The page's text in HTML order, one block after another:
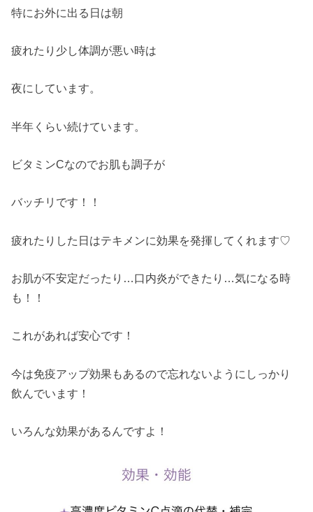
特にお外に出る日は朝
疲れたり少し体調が悪い時は
夜にしています。
半年くらい続けています。
ビタミンCなのでお肌も調子が
バッチリです！！
疲れたりした日はテキメンに効果を発揮してくれます♡
お肌が不安定だったり…口内炎ができたり…気になる時
も！！
これがあれば安心です！
今は免疫アップ効果もあるので忘れないようにしっかり
飲んでいます！
いろんな効果があるんですよ！